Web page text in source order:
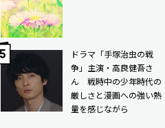
ドラマ「手塚治虫の戦
争」主演・高良健吾さ
ん 戦時中の少年時代の
厳しさと漫画への強い熱
量を感じながら